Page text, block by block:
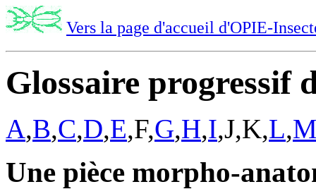
Vers la page d'accueil d'OPIE-
Glossaire progressif
A,B,C,D,E,F,G,H,I,J,K,L,
Une pièce morpho-